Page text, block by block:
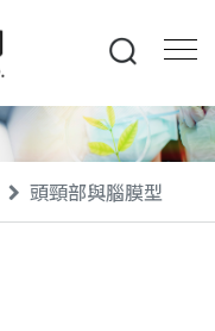
頭頸部與腦膜型